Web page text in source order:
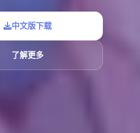
中文版下载
了解更多